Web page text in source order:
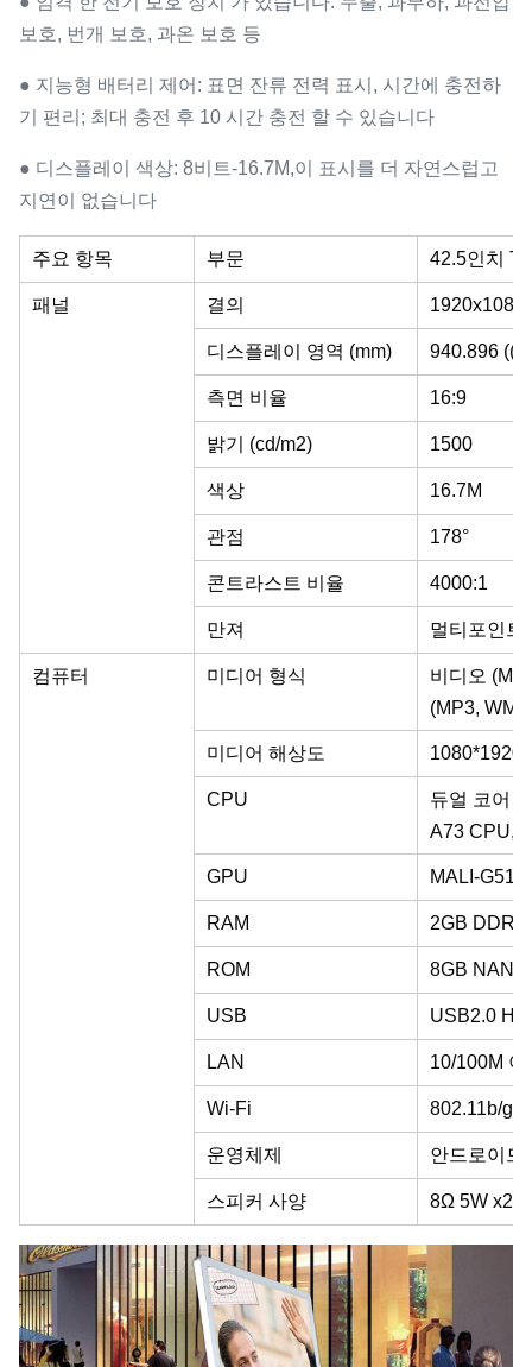
보호, 번개 보호, 과온 보호 등
● 지능형 배터리 제어: 표면 잔류 전력 표시, 시간에 충전하
기 편리; 최대 충전 후 10 시간 충전 할 수 있습니다
● 디스플레이 색상: 8비트-16.7M,이 표시를 더 자연스럽고
지연이 없습니다
주요 항목 부문 42.5인치
패널 결의 1920x1080
디스플레이 영역 (mm) 940.896
측면 비율 16:9
밝기 (cd/m2) 1500
색상 16.7M
관점 178°
콘트라스트 비율 4000:1
만져 멀티포인트
컴퓨터 미디어 형식
비디오
(MP3,
미디어 해상도
CPU
듀얼 코어
A73 CPU,
GPU MALI-G51
RAM 2GB DDR4
ROM 8GB NAND
USB USB2.0
LAN 10/100M 이
Wi-Fi 802.11b/g/n
운영체제 안드로이드
스피커 사양 8Ω 5W x2